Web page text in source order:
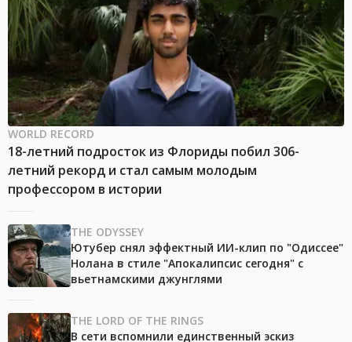
WORLD RECORD
18-летний подросток из Флориды побил 306-
летний рекорд и стал самым молодым
профессором в истории
THE ODYSSEY
Ютубер снял эффектный ИИ-клип по "Одиссее"
Нолана в стиле "Апокалипсис сегодня" с
вьетнамскими джунглями
THE LORD OF THE RINGS
В сети вспомнили единственный эскиз